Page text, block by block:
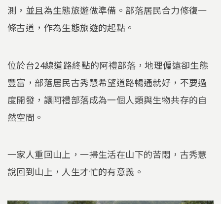
測，並且為生態旅遊做準備。部落居民合力修復一
條古道，作為生態旅遊的起點。
位於台24線道路終點的阿禮部落，地理偏遠卻生態
豐富，部落居民古秀慧希望道路暢通就好，不要過
度開發，讓阿禮部落成為一個人類與生物共存的自
然空間。
一家人重回山上，一掃生活在山下的苦悶，古秀慧
說回到山上，人生才忙的有意義。